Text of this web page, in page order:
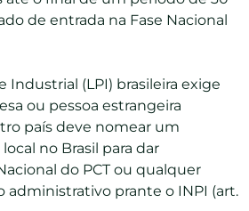
de entrada na Fase Nacional
Industrial (LPI) brasileira exige
ou pessoa estrangeira
país deve nomear um
no Brasil para dar
do PCT ou qualquer
prante o INPI (art.